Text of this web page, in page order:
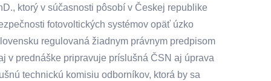
ktorý v súčasnosti pôsobí v Českej republike
fotovoltických systémov opäť úzko
regulovaná žiadnym právnym predpisom
v prednáške pripravuje príslušná ČSN aj úprava
technickú komisiu odborníkov, ktorá by sa